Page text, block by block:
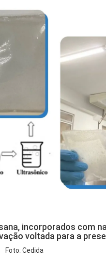
incorporados com
voltada para a
Foto: Cedida